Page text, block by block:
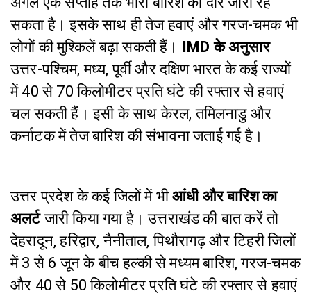
सकता है। इसके साथ ही तेज हवाएं और गरज-चमक भी
लोगों की मुश्किलें बढ़ा सकती हैं। IMD के अनुसार
उत्तर-पश्चिम, मध्य, पूर्वी और दक्षिण भारत के कई राज्यों
में 40 से 70 किलोमीटर प्रति घंटे की रफ्तार से हवाएं
चल सकती हैं। इसी के साथ केरल, तमिलनाडु और
कर्नाटक में तेज बारिश की संभावना जताई गई है।
उत्तर प्रदेश के कई जिलों में भीआंधी और बारिश का
अलर्टजारी किया गया है। उत्तराखंड की बात करें तो
देहरादून, हरिद्वार, नैनीताल, पिथौरागढ़ और टिहरी जिलों
में 3 से 6 जून के बीच हल्की से मध्यम बारिश, गरज-चमक
और 40 से 50 किलोमीटर प्रति घंटे की रफ्तार से हवाएं